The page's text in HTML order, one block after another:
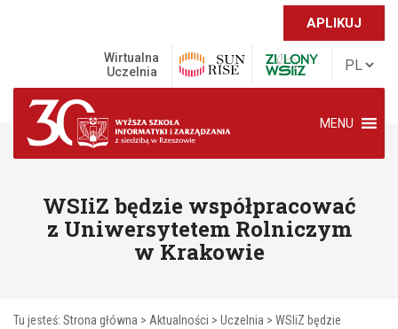
APLIKUJ
Wirtualna
Uczelnia
MENU
WSIiZ będzie współpracować
z Uniwersytetem Rolniczym
w Krakowie
Tu jesteś: Strona główna > Aktualności > Uczelnia > WSIiZ będzie